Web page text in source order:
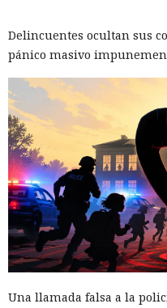
Solo tuvieron que hackear
hizo el resto.
Delincuentes ocultan sus
pánico masivo
Una llamada falsa a la